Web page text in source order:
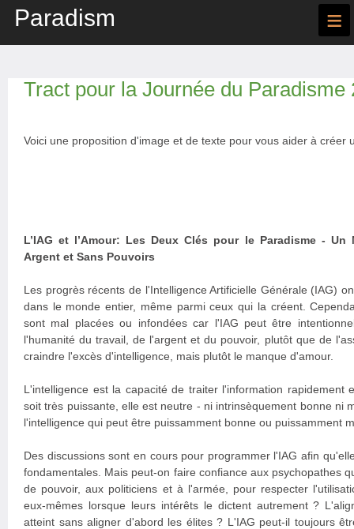
Paradism ≡
Tract pour la Journée du Paradisme
Voici une proposition d'image et de texte pour vous aider à créer
L’IAG et l’Amour: Les Deux Clés pour le Paradisme - Un
Argent et Sans Pouvoirs
Les progrès récents de l'Intelligence Artificielle Générale (IAG)
dans le monde entier, même parmi ceux qui la créent.
sont mal placées ou infondées car l'IAG peut être
l'humanité du travail, de l'argent et du pouvoir, plutôt que de
craindre l'excès d'intelligence, mais plutôt le manque d'amour.
L'intelligence est la capacité de traiter l'information rapidement
soit très puissante, elle est neutre - ni intrinsèquement bonne ni
l'intelligence qui peut être puissamment bonne ou puissamment
Des discussions sont en cours pour programmer l'IAG afin
fondamentales. Mais peut-on faire confiance aux psychopathes
de pouvoir, aux politiciens et à l'armée, pour respecter
eux-mêmes lorsque leurs intérêts le dictent autrement ?
atteint sans aligner d'abord les élites ? L'IAG peut-il toujours